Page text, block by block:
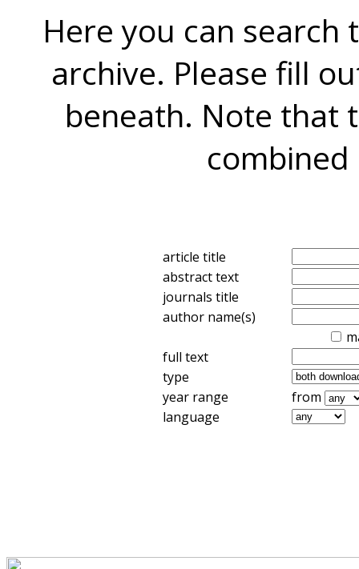
Here you can search
archive. Please fill
beneath. Note that
combined
article title
abstract text
journals title
author name(s)
full text
type
year range
from
language